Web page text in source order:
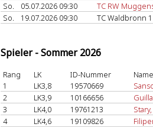
So.
05.07.2026 09:30 TC RW
So.
19.07.2026 09:30 TC Waldbronn 1
Spieler - Sommer 2026
Rang LK ID-Nummer
1
LK3,8 19570669
2
LK3,9 10166656
3
LK4,0 19761213
4
LK4,6 19109826